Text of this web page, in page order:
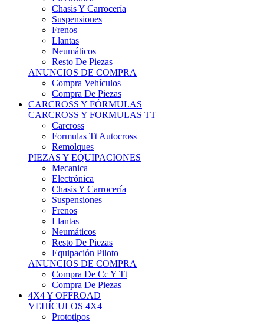
Mecanica
Electrónica
Chasis Y Carrocería
Suspensiones
Frenos
Llantas
Neumáticos
Resto De Piezas
Equipación Piloto
ANUNCIOS DE COMPRA
Compra De Cc Y Tt
Compra De Piezas
4X4 Y OFFROAD
VEHÍCULOS 4X4
Prototipos
Venta De Side By Side
Quads Y Buggys
4x4 De Calle
PIEZAS PARA 4X4
Mecánica
Carrocería
Suspensiones
Llantas
Neumáticos
ANUNCIOS DE COMPRA
Compra De 4x4
Compra De Piezas
MOTOS
MOTOS
Motos De Circuito